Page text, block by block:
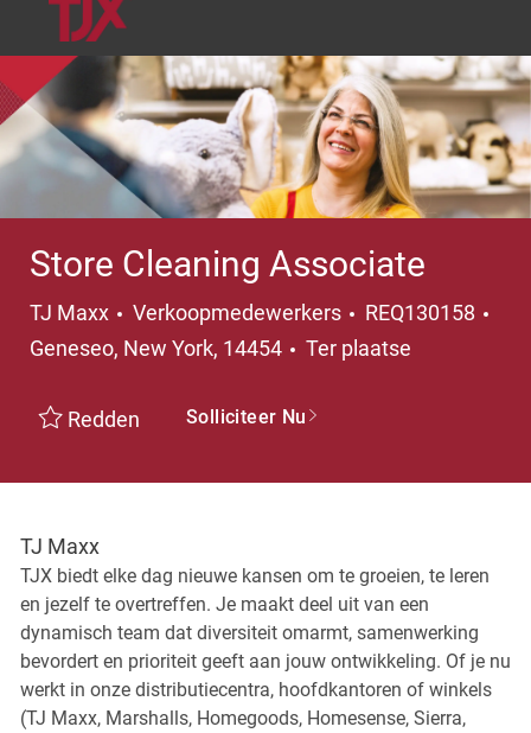
Store Cleaning Associate
TJ Maxx Categorie
Verkoopmedewerkers REQ130158
Geneseo, New York, 14454
Ter plaatse
Redden Solliciteer Nu
TJ Maxx
TJX biedt elke dag nieuwe kansen om te groeien, te leren
en jezelf te overtreffen. Je maakt deel uit van een
dynamisch team dat diversiteit omarmt, samenwerking
bevordert en prioriteit geeft aan jouw ontwikkeling. Of je nu
werkt in onze distributiecentra, hoofdkantoren of winkels
(TJ Maxx, Marshalls, Homegoods, Homesense, Sierra,